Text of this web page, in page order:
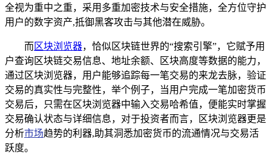
全视为重中之重，采用多重加密技术与安全措施，全方位守护
用户的数字资产,抵御黑客攻击与其他潜在威胁。
而 区块浏览器，恰似区块链世界的“搜索引擎”，它赋予用
户查询区块链交易信息、地址余额、区块高度等数据的能力，
通过区块浏览器，用户能够追踪每一笔交易的来龙去脉，验证
交易的真实性与完整性，举个例子，当用户完成一笔加密货币
交易后，只需在区块浏览器中输入交易哈希值，便能实时掌握
交易确认状态与详细信息，对于投资者而言，区块浏览器更是
分析市场趋势的利器,助其洞悉加密货币的流通情况与交易活
跃度。